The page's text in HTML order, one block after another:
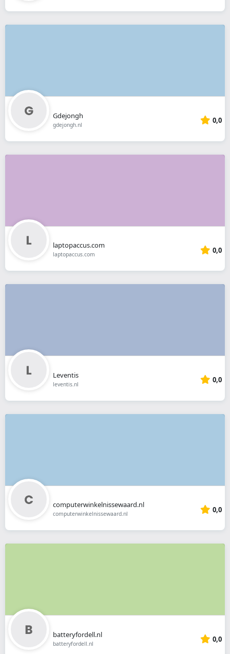
Gdejongh
gdejongh.nl 0,0
laptopaccus.com
laptopaccus.com 0,0
Leventis
leventis.nl 0,0
computerwinkelnissewaard.nl
computerwinkelnissewaard.nl 0,0
batteryfordell.nl
batteryfordell.nl 0,0